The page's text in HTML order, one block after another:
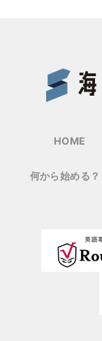
HOME
何から始める？